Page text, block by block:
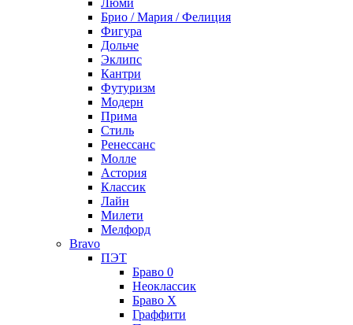
Люми
Брио / Мария / Фелиция
Фигура
Дольче
Эклипс
Кантри
Футуризм
Модерн
Прима
Стиль
Ренессанс
Молле
Астория
Классик
Лайн
Милети
Мелфорд
Bravo
ПЭТ
Браво 0
Неоклассик
Браво Х
Граффити